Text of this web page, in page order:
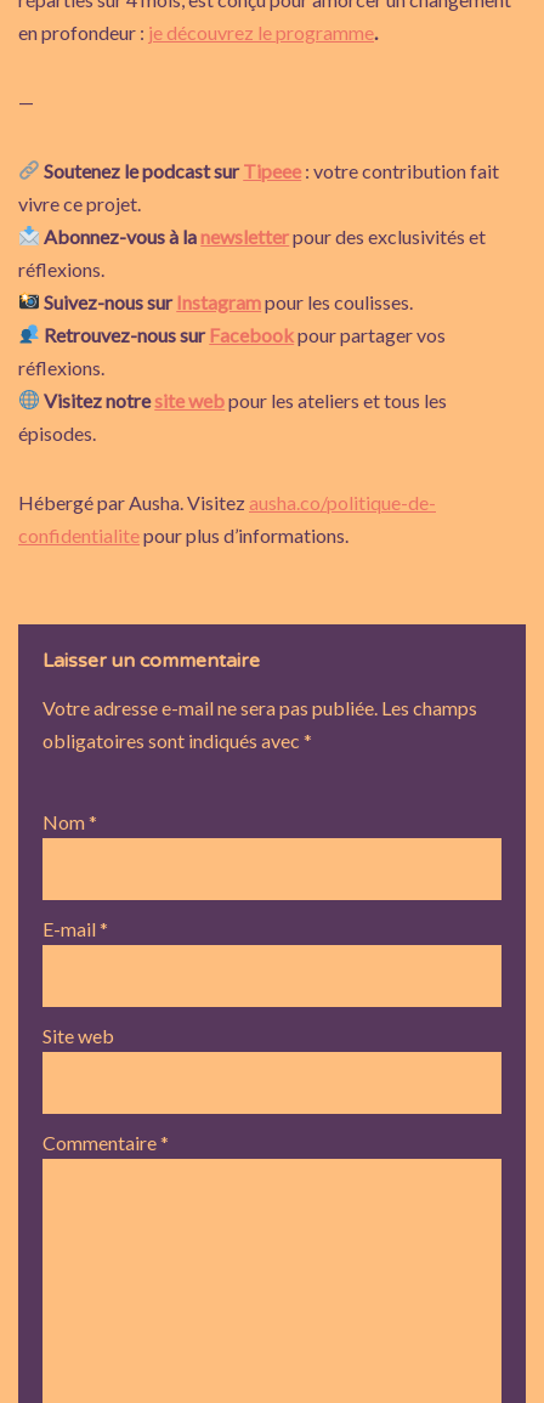
en profondeur : je découvrez le programme.
—
Soutenez le podcast surTipeee : votre contribution fait
vivre ce projet.
Abonnez-vous à lanewsletterpour des exclusivités et
réflexions.
Suivez-nous surInstagrampour les coulisses.
Retrouvez-nous surFacebookpour partager vos
réflexions.
Visitez notresite webpour les ateliers et tous les
épisodes.
Hébergé par Ausha. Visitez ausha.co/politique-de-
confidentialitepour plus d’informations.
Laisser un commentaire
Votre adresse e-mail ne sera pas publiée. Les champs
obligatoires sont indiqués avec *
Nom *
E-mail *
Site web
Commentaire*